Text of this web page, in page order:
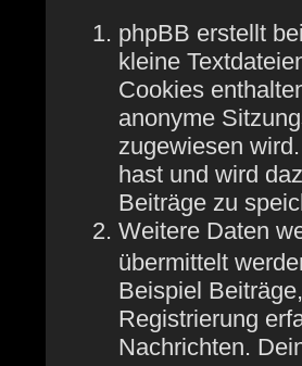
phpBB erstellt
kleine
Cookies
anonyme
zugewiesen
hast und wird
Beiträge zu
Weitere Daten
übermittelt
Beispiel
Registrierung
Nachrichten.